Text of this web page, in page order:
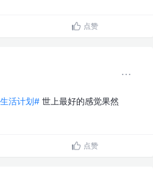
点赞
活计划# 世上最好的感觉果然
点赞